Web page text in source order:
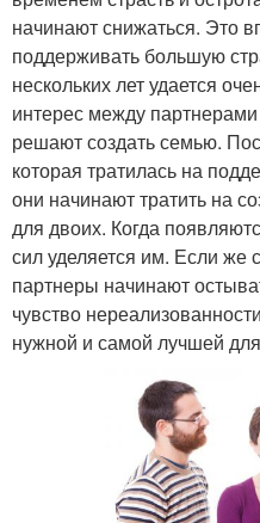
начинают снижаться. Это
поддерживать большую
нескольких лет удается
интерес между
решают создать семью.
которая тратилась на
они начинают тратить на
для двоих. Когда
сил уделяется им. Если же
партнеры начинают
чувство
нужной и самой лучшей для